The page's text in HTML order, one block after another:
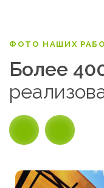
ФОТО НАШИХ
Более